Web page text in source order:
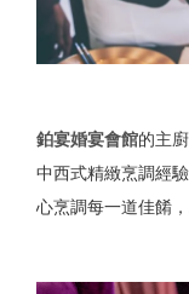
鉑宴婚宴會館的主
中西式精緻烹調經
心烹調每一道佳餚